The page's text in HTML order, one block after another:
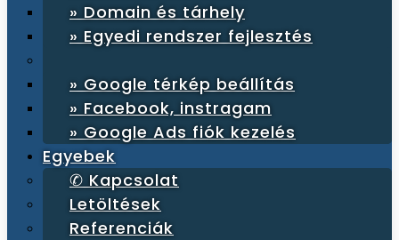
» Domain és tárhely
» Egyedi rendszer fejlesztés
» Google térkép beállítás
» Facebook, instragam
» Google Ads fiók kezelés
Egyebek
✆ Kapcsolat
Letöltések
Referenciák